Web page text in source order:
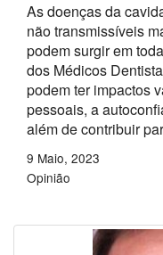
As doenças da
não transmissíveis
podem surgir em
dos Médicos
podem ter impactos
pessoais, a
além de contribuir
9 Maio, 2023
Opinião